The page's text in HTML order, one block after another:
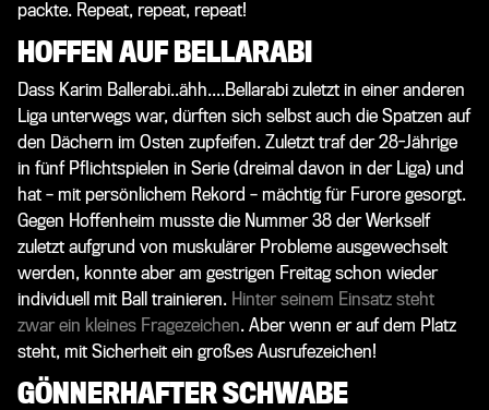
packte. Repeat, repeat, repeat!
HOFFEN AUF BELLARABI
Dass Karim Ballerabi..ähh....Bellarabi zuletzt in einer anderen
Liga unterwegs war, dürften sich selbst auch die Spatzen auf
den Dächern im Osten zupfeifen. Zuletzt traf der 28-Jährige
in fünf Pflichtspielen in Serie (dreimal davon in der Liga) und
hat – mit persönlichem Rekord – mächtig für Furore gesorgt.
Gegen Hoffenheim musste die Nummer 38 der Werkself
zuletzt aufgrund von muskulärer Probleme ausgewechselt
werden, konnte aber am gestrigen Freitag schon wieder
individuell mit Ball trainieren. Hinter seinem Einsatz steht
zwar ein kleines Fragezeichen. Aber wenn er auf dem Platz
steht, mit Sicherheit ein großes Ausrufezeichen!
GÖNNERHAFTER SCHWABE